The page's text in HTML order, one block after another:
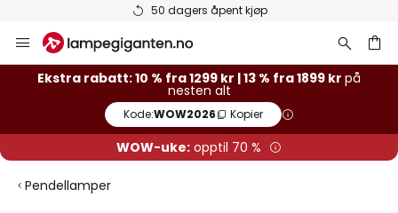
Varer på lager sendes raskt
Hopp
til
innhold
Ekstra rabatt: 10 % fra 1299 kr | 13 % fra 1899 kr på
nesten alt
Kode:WOW2026 Kopier
WOW-uke: opptil 70 %
Pendellamper